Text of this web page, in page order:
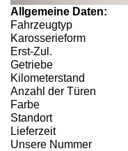
Allgemeine Daten:
Fahrzeugtyp
Karosserieform
Erst-Zul.
Getriebe
Kilometerstand
Anzahl der Türen
Farbe
Standort
Lieferzeit
Unsere Nummer